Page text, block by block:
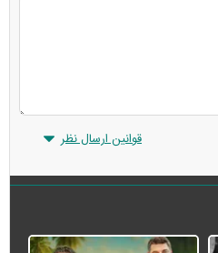
قوانین ارسال نظر